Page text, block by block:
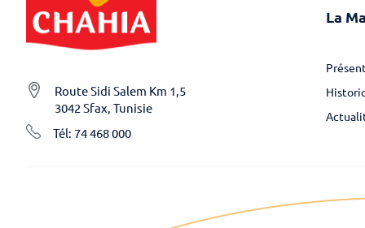
Route Sidi Salem Km 1,5
3042 Sfax, Tunisie
Tél: 74 468 000
La